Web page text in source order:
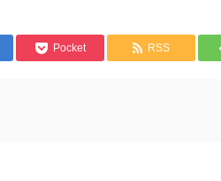
Pocket RSS